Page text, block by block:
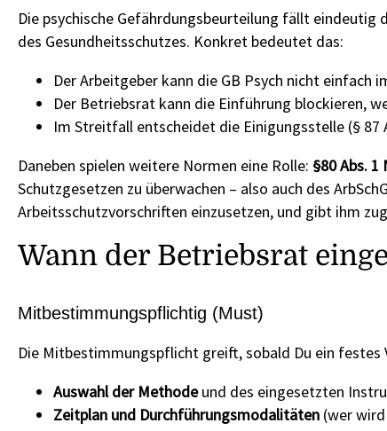
Die psychische Gefährdungsbeurteilung fällt eindeutig
des Gesundheitsschutzes. Konkret bedeutet das:
Der Arbeitgeber kann die GB Psych nicht einfach
Der Betriebsrat kann die Einführung blockieren,
Im Streitfall entscheidet die Einigungsstelle (§ 87
Daneben spielen weitere Normen eine Rolle: §80 Abs. 1
Schutzgesetzen zu überwachen – also auch des
Arbeitsschutzvorschriften einzusetzen, und gibt ihm
Wann der Betriebsrat
Mitbestimmungspflichtig (Must)
Die Mitbestimmungspflicht greift, sobald Du ein festes
Auswahl der Methodeund des eingesetzten
Zeitplan und Durchführungsmodalitäten (wer